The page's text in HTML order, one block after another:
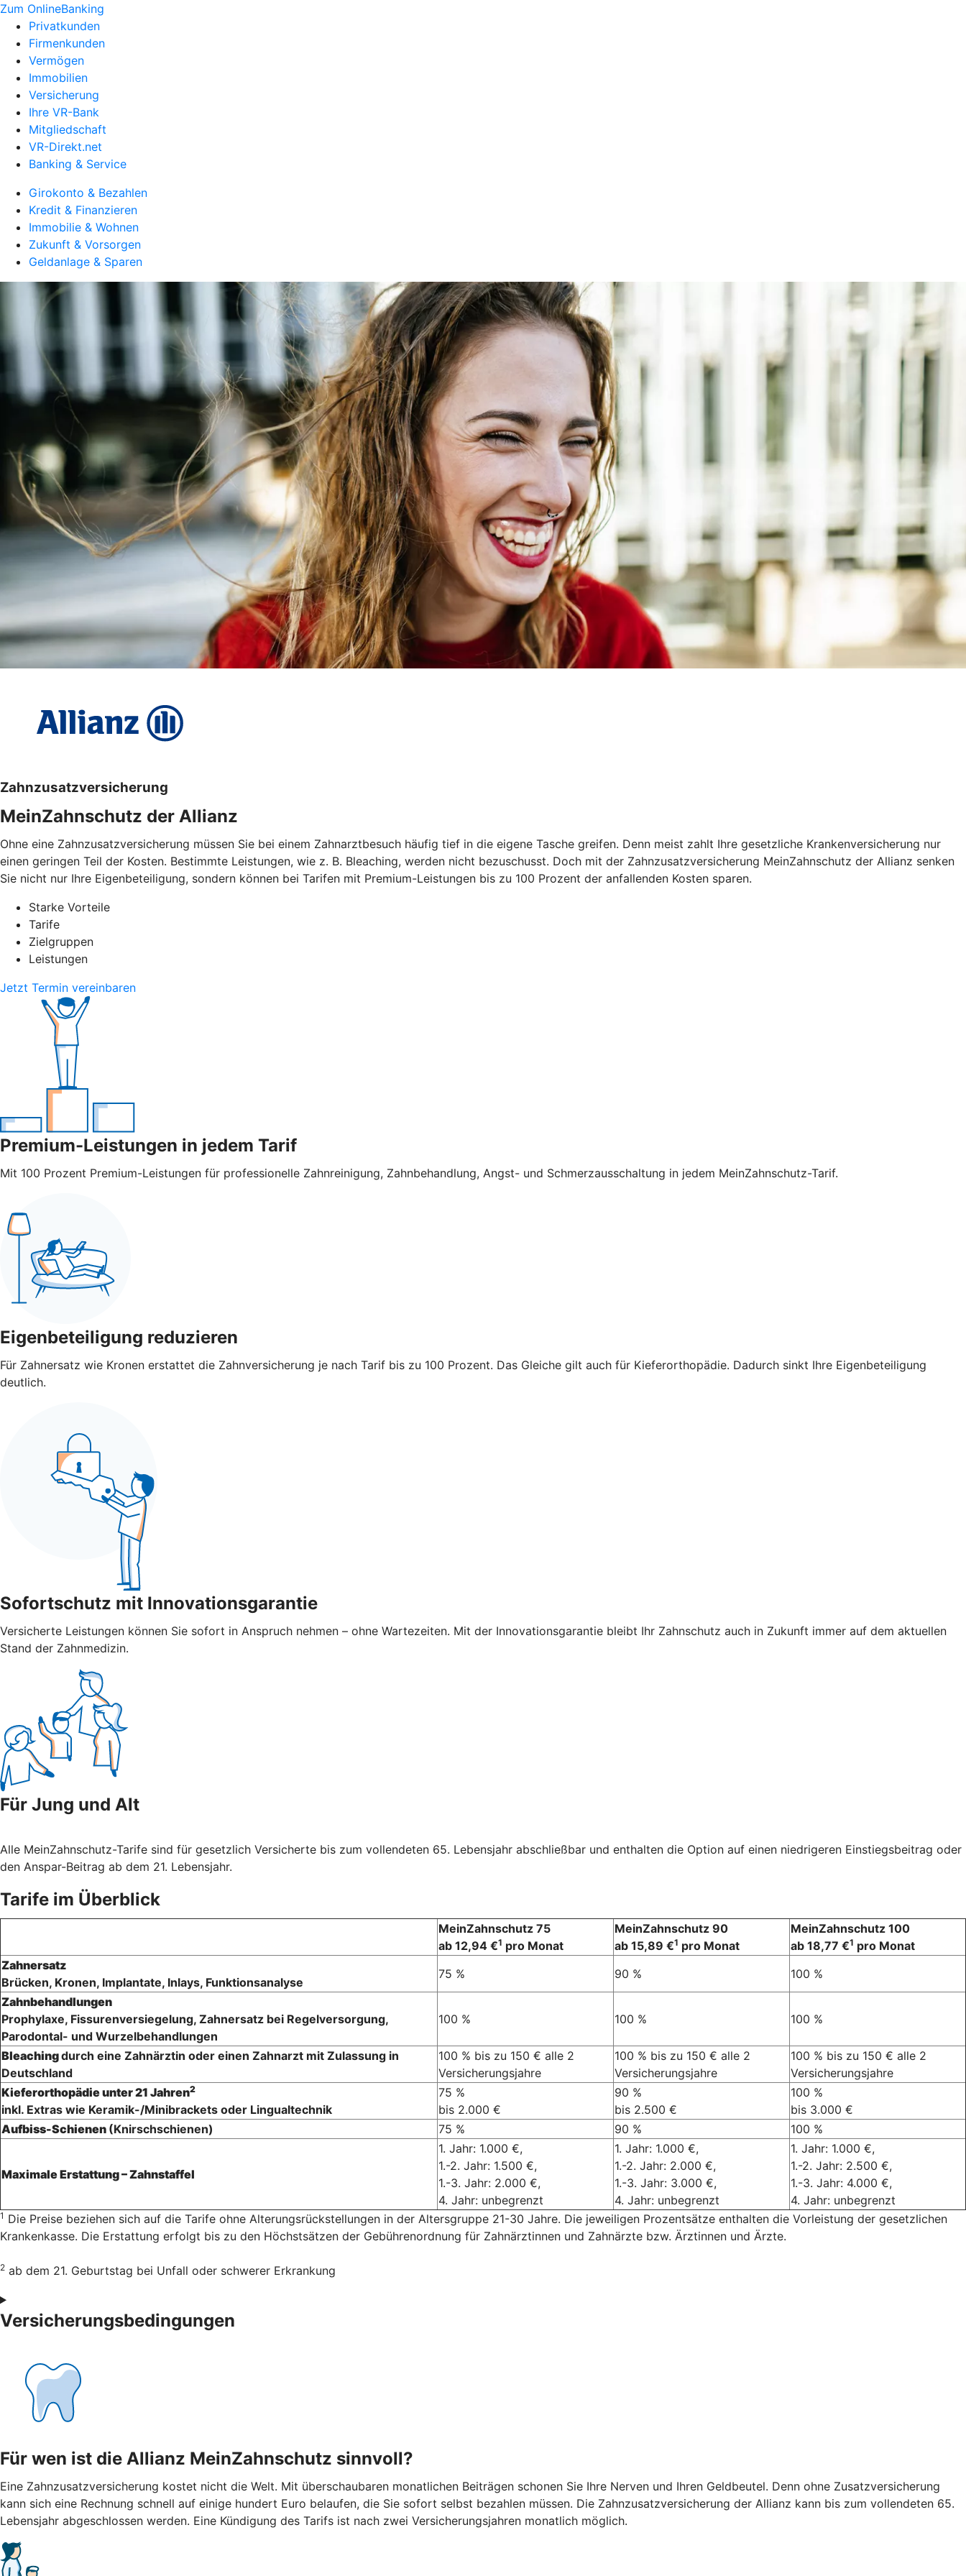
Zum OnlineBanking
Privatkunden
Firmenkunden
Vermögen
Immobilien
Versicherung
Ihre VR-Bank
Mitgliedschaft
VR-Direkt.net
Banking & Service
Girokonto & Bezahlen
Kredit & Finanzieren
Immobilie & Wohnen
Zukunft & Vorsorgen
Geldanlage & Sparen
Zahnzusatzversicherung
MeinZahnschutz der Allianz
Ohne eine Zahnzusatzversicherung müssen Sie bei einem Zahnarztbesuch häufig tief in die eigene Tasche greifen. Denn meist zahlt Ihre gesetzliche Krankenversicherung nur
einen geringen Teil der Kosten. Bestimmte Leistungen, wie z. B. Bleaching, werden nicht bezuschusst. Doch mit der Zahnzusatzversicherung MeinZahnschutz der Allianz senken
Sie nicht nur Ihre Eigenbeteiligung, sondern können bei Tarifen mit Premium-Leistungen bis zu 100 Prozent der anfallenden Kosten sparen.
Starke Vorteile
Tarife
Zielgruppen
Leistungen
Jetzt Termin vereinbaren
Premium-Leistungen in jedem Tarif
Mit 100 Prozent Premium-Leistungen für professionelle Zahnreinigung, Zahnbehandlung, Angst- und Schmerzausschaltung in jedem MeinZahnschutz-Tarif.
Eigenbeteiligung reduzieren
Für Zahnersatz wie Kronen erstattet die Zahnversicherung je nach Tarif bis zu 100 Prozent. Das Gleiche gilt auch für Kieferorthopädie. Dadurch sinkt Ihre Eigenbeteiligung
deutlich.
Sofortschutz mit Innovationsgarantie
Versicherte Leistungen können Sie sofort in Anspruch nehmen – ohne Wartezeiten. Mit der Innovations­garantie bleibt Ihr Zahnschutz auch in Zukunft immer auf dem aktuellen
Stand der Zahnmedizin.
Für Jung und Alt
Alle MeinZahnschutz-Tarife sind für gesetzlich Versicherte bis zum vollendeten 65. Lebensjahr abschließbar und enthalten die Option auf einen niedrigeren Einstiegsbeitrag oder
den Anspar-Beitrag ab dem 21. Lebensjahr.
Tarife im Überblick
MeinZahnschutz 75
ab 12,94 €1 pro Monat
MeinZahnschutz 90
ab 15,89 €1 pro Monat
MeinZahnschutz 100
ab 18,77 €1 pro Monat
Zahnersatz
Brücken, Kronen, Implantate, Inlays, Funktionsanalyse
75 % 90 %
100 %
Zahnbehandlungen
Prophylaxe, Fissurenversiegelung, Zahnersatz bei Regelversorgung,
Parodontal- und Wurzelbehandlungen
100 % 100 % 100 %
Bleachingdurch eine Zahnärztin oder einen Zahnarzt mit Zulassung in
Deutschland
100 % bis zu 150 € alle 2
Versicherungsjahre
100 % bis zu 150 € alle 2
Versicherungsjahre
100 % bis zu 150 € alle 2
Versicherungsjahre
Kieferorthopädie unter 21 Jahren2
inkl. Extras wie Keramik-/Minibrackets oder Lingualtechnik
75 %
bis 2.000 €
90 %
bis 2.500 €
100 %
bis 3.000 €
Aufbiss-Schienen (Knirschschienen) 75 % 90 % 100 %
Maximale Erstattung – Zahnstaffel
1. Jahr: 1.000 €,
1.-2. Jahr: 1.500 €,
1.-3. Jahr: 2.000 €,
4. Jahr: unbegrenzt
1. Jahr: 1.000 €,
1.-2. Jahr: 2.000 €,
1.-3. Jahr: 3.000 €,
4. Jahr: unbegrenzt
1. Jahr: 1.000 €,
1.-2. Jahr: 2.500 €,
1.-3. Jahr: 4.000 €,
4. Jahr: unbegrenzt
1 Die Preise beziehen sich auf die Tarife ohne Alterungsrückstellungen in der Altersgruppe 21-30 Jahre. Die jeweiligen Prozentsätze enthalten die Vorleistung der gesetzlichen
Krankenkasse. Die Erstattung erfolgt bis zu den Höchstsätzen der Gebührenordnung für Zahnärztinnen und Zahnärzte bzw. Ärztinnen und Ärzte.
2 ab dem 21. Geburtstag bei Unfall oder schwerer Erkrankung
Versicherungsbedingungen
Für wen ist die Allianz MeinZahnschutz sinnvoll?
Eine Zahnzusatzversicherung kostet nicht die Welt. Mit überschaubaren monatlichen Beiträgen schonen Sie Ihre Nerven und Ihren Geldbeutel. Denn ohne Zusatzversicherung
kann sich eine Rechnung schnell auf einige hundert Euro belaufen, die Sie sofort selbst bezahlen müssen. Die Zahnzusatzversicherung der Allianz kann bis zum vollendeten 65.
Lebensjahr abgeschlossen werden. Eine Kündigung des Tarifs ist nach zwei Versicherungsjahren monatlich möglich.